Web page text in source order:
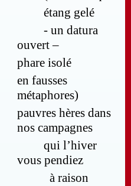
étang gelé
- un datura
ouvert –
phare isolé
en fausses
métaphores)
pauvres hères dans
nos campagnes
qui l’hiver
vous pendiez
à raison